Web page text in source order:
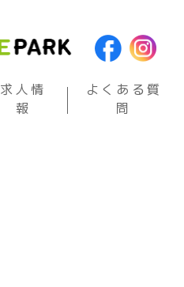
求人情
報
よくある質
問